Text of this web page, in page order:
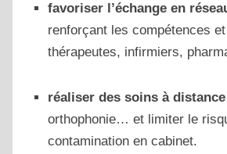
favoriser l’échange en
renforçant les compétences
thérapeutes, infirmiers,
réaliser des soins à distance
orthophonie… et limiter le
contamination en cabinet.